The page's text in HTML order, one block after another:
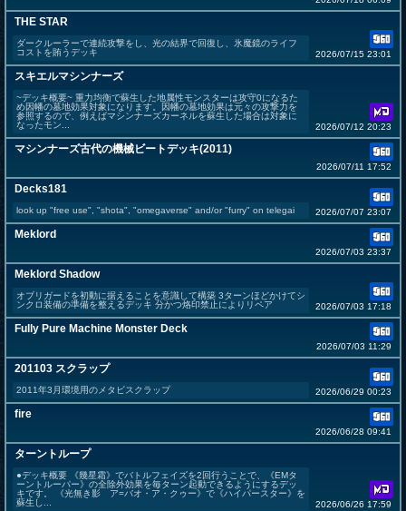
THE STAR
ダークルーラーで連続攻撃をし、光の結界で回復し、氷魔鏡のライフ
コストを賄うデッキ
2026/07/15 23:01
スキエルマシンナーズ
~デッキ概要~ 重力均衡で蘇生した地属性モンスターは攻守0になるた
め因幡の墓地効果対象になります。因幡の墓地効果は元々の攻撃力を
参照するので、例えばマシンナーズカーネルを蘇生した場合は対象に
なったモン...
2026/07/12 20:23
マシンナーズ古代の機械ビートデッキ(2011)
2026/07/11 17:52
Decks181
look up "free use", "shota", "omegaverse" and/or "furry" on telegai 2026/07/07 23:07
Meklord
2026/07/03 23:37
Meklord Shadow
オブリガードを初動に据えることを意識して構築 3ターンほどかけてシ
ンクロ装備の準備を整えるデッキ 分かつ烙印禁止によりリペア
2026/07/03 17:18
Fully Pure Machine Monster Deck
2026/07/03 11:29
201103 スクラップ
2011年3月環境用のメタビスクラップ 2026/06/29 00:23
fire
2026/06/28 09:41
ターントループ
●デッキ概要 《幾星霜》でバトルフェイズを2回行うことで、《EMタ
ーントルーパー》の全除外効果を毎ターン起動できるようにするデッ
キです。 《光無き影 ア=バオ・ア・クゥー》で《ハイパースター》を
蘇生し...
2026/06/26 17:59